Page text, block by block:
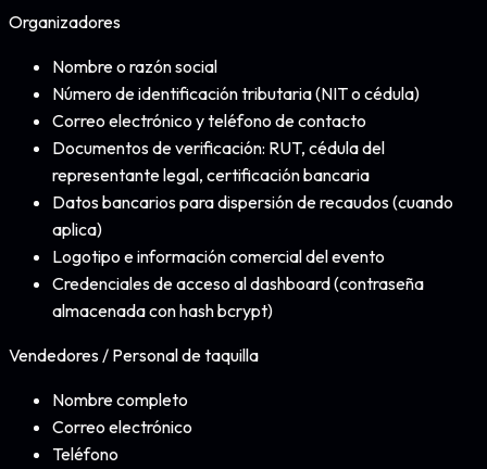
Organizadores
Nombre o razón social
Número de identificación tributaria (NIT o cédula)
Correo electrónico y teléfono de contacto
Documentos de verificación: RUT, cédula del
representante legal, certificación bancaria
Datos bancarios para dispersión de recaudos (cuando
aplica)
Logotipo e información comercial del evento
Credenciales de acceso al dashboard (contraseña
almacenada con hash bcrypt)
Vendedores / Personal de taquilla
Nombre completo
Correo electrónico
Teléfono